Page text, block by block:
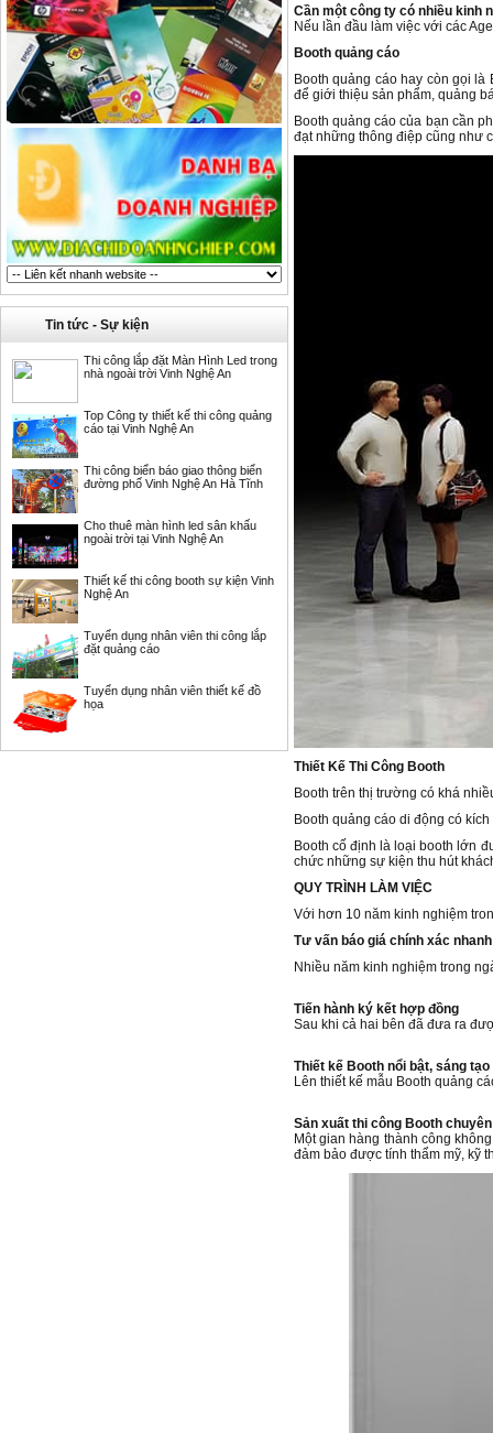
Tin tức - Sự kiện
Thi công lắp đặt Màn Hình Led trong
nhà ngoài trời Vinh Nghệ An
Top Công ty thiết kế thi công quảng
cáo tại Vinh Nghệ An
Thi công biển báo giao thông biển
đường phố Vinh Nghệ An Hà Tĩnh
Cho thuê màn hình led sân khấu
ngoài trời tại Vinh Nghệ An
Thiết kế thi công booth sự kiện Vinh
Nghệ An
Tuyển dụng nhân viên thi công lắp
đặt quảng cáo
Tuyển dụng nhân viên thiết kế đồ
họa
Cần một công ty có nhiều kinh
Nếu lần đầu làm việc với các
Booth quảng cáo
Booth quảng cáo hay còn gọi
để giới thiệu sản phẩm, quảng
Booth quảng cáo của bạn cần
đạt những thông điệp cũng như
Thiết Kế Thi Công Booth
Booth trên thị trường có khá
Booth quảng cáo di động có
Booth cố định là loại booth lớn
chức những sự kiện thu hút
QUY TRÌNH LÀM VIỆC
Với hơn 10 năm kinh nghiệm
Tư vấn báo giá chính xác nhanh
Nhiều năm kinh nghiệm trong
Tiến hành ký kết hợp đồng
Sau khi cả hai bên đã đưa ra
Thiết kế Booth nổi bật, sáng tạo
Lên thiết kế mẫu Booth quảng
Sản xuất thi công Booth
Một gian hàng thành công
đảm bảo được tính thẩm mỹ, kỹ